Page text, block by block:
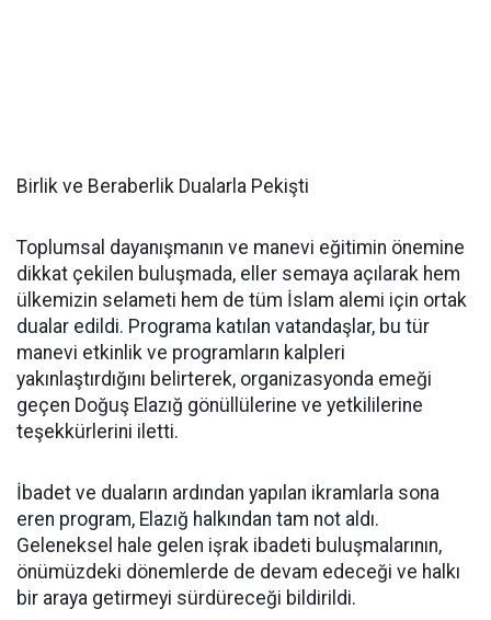
Birlik ve Beraberlik Dualarla Pekişti
Toplumsal dayanışmanın ve manevi eğitimin önemine
dikkat çekilen buluşmada, eller semaya açılarak hem
ülkemizin selameti hem de tüm İslam alemi için ortak
dualar edildi. Programa katılan vatandaşlar, bu tür
manevi etkinlik ve programların kalpleri
yakınlaştırdığını belirterek, organizasyonda emeği
geçen Doğuş Elazığ gönüllülerine ve yetkililerine
teşekkürlerini iletti.
İbadet ve duaların ardından yapılan ikramlarla sona
eren program, Elazığ halkından tam not aldı.
Geleneksel hale gelen işrak ibadeti buluşmalarının,
önümüzdeki dönemlerde de devam edeceği ve halkı
bir araya getirmeyi sürdüreceği bildirildi.